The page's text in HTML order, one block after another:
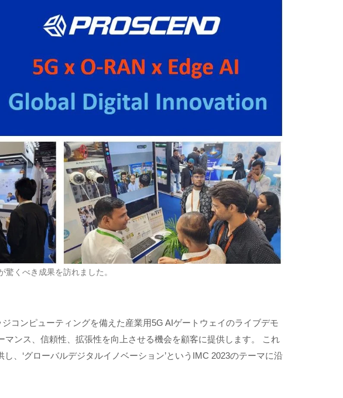
くべき成果を訪れました。
コンピューティングを備えた産業用5G AIゲートウェイのライブデモ
ンス、信頼性、拡張性を向上させる機会を顧客に提供します。 これ
、‘グローバルデジタルイノベーション’というIMC 2023のテーマに沿